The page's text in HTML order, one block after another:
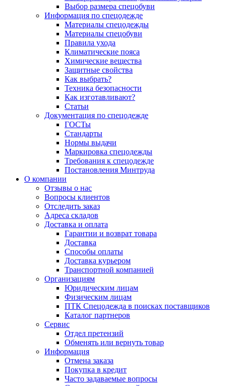
Выбор размера спецобуви
Информация по спецодежде
Материалы спецодежды
Материалы спецобуви
Правила ухода
Климатические пояса
Химические вещества
Защитные свойства
Как выбрать?
Техника безопасности
Как изготавливают?
Статьи
Документация по спецодежде
ГОСТы
Cтандарты
Нормы выдачи
Маркировка спецодежды
Требования к спецодежде
Постановления Минтруда
О компании
Отзывы о нас
Вопросы клиентов
Отследить заказ
Адреса складов
Доставка и оплата
Гарантии и возврат товара
Доставка
Способы оплаты
Доставка курьером
Транспортной компанией
Организациям
Юридическим лицам
Физическим лицам
ПТК Спецодежда в поисках поставщиков
Каталог партнеров
Сервис
Отдел претензий
Обменять или вернуть товар
Информация
Отмена заказа
Покупка в кредит
Часто задаваемые вопросы